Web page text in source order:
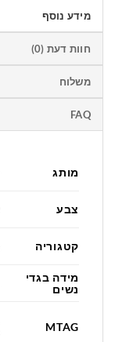
מידע נוסף
חוות דעת (0)
משלוח
FAQ
מותג
צבע
קטגוריה
מידה בגדי
נשים
MTAG